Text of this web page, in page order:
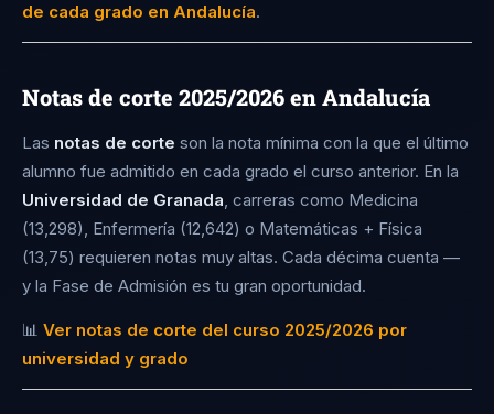
11,778
Psicología
11,396
Enfermería (ME)
Administración y Dirección de Empresas +
de cada grado en Andalucía.
Notas de corte 2025/2026 en Andalucía
Las notas de corte son la nota mínima con la que el último
alumno fue admitido en cada grado el curso anterior. En la
Universidad de Granada , carreras como Medicina
(13,298), Enfermería (12,642) o Matemáticas + Física
(13,75) requieren notas muy altas. Cada décima cuenta —
y la Fase de Admisión es tu gran oportunidad.
📊 Ver notas de corte del curso 2025/2026 por
universidad y grado